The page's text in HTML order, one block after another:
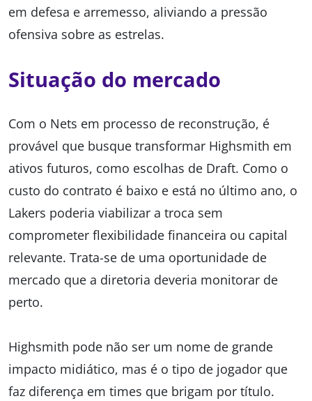
em defesa e arremesso, aliviando a pressão
ofensiva sobre as estrelas.
Situação do mercado
Com o Nets em processo de reconstrução, é
provável que busque transformar Highsmith em
ativos futuros, como escolhas de Draft. Como o
custo do contrato é baixo e está no último ano, o
Lakers poderia viabilizar a troca sem
comprometer flexibilidade financeira ou capital
relevante. Trata-se de uma oportunidade de
mercado que a diretoria deveria monitorar de
perto.
Highsmith pode não ser um nome de grande
impacto midiático, mas é o tipo de jogador que
faz diferença em times que brigam por título.